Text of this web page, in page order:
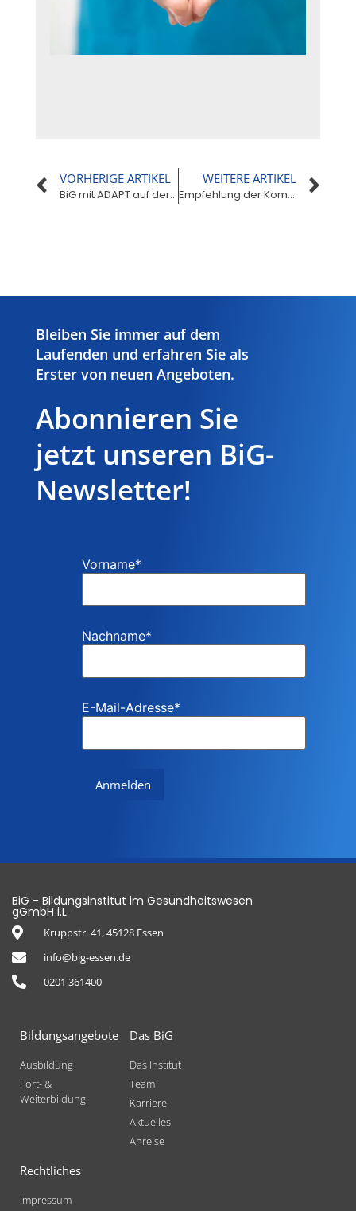
VORHERIGE ARTIKEL
BiG mit ADAPT auf der Altenpflegemesse 2023
WEITERE ARTIKEL
Empfehlung der Kommission für Krankenhaushygiene und Infektionsprävention (KRINKO)
Bleiben Sie immer auf dem
Laufenden und erfahren Sie als
Erster von neuen Angeboten.
Abonnieren Sie
jetzt unseren BiG-
Newsletter!
Vorname*
Nachname*
E-Mail-Adresse*
BiG - Bildungsinstitut im Gesundheitswesen
gGmbH i.L.
Kruppstr. 41, 45128 Essen
info@big-essen.de
0201 361400
Bildungsangebote
Ausbildung
Fort- &
Weiterbildung
Das BiG
Das Institut
Team
Karriere
Aktuelles
Anreise
Rechtliches
Impressum